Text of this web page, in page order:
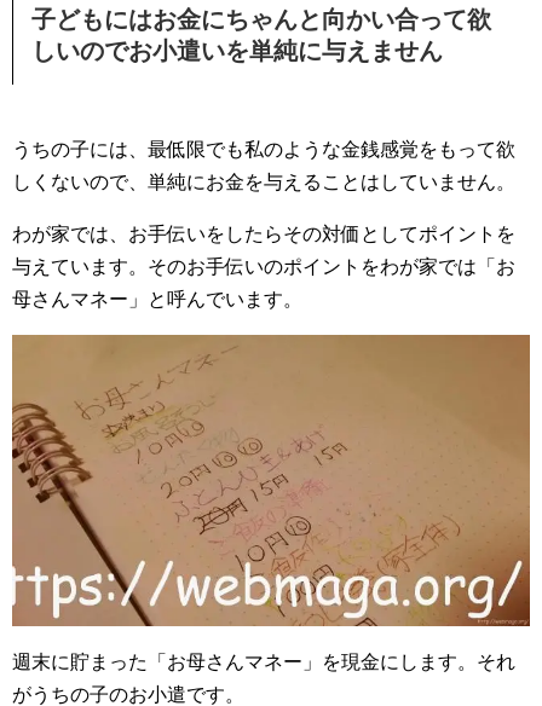
子どもにはお金にちゃんと向かい合って欲
しいのでお小遣いを単純に与えません
うちの子には、最低限でも私のような金銭感覚をもって欲
しくないので、単純にお金を与えることはしていません。
わが家では、お手伝いをしたらその対価としてポイントを
与えています。そのお手伝いのポイントをわが家では「お
母さんマネー」と呼んでいます。
週末に貯まった「お母さんマネー」を現金にします。それ
がうちの子のお小遣です。